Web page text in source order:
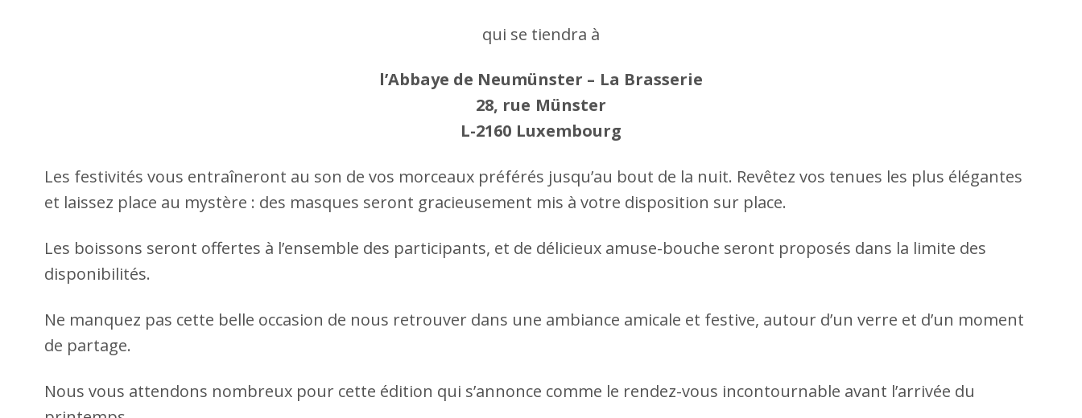
qui se tiendra à
l’Abbaye de Neumünster – La Brasserie
28, rue Münster
L-2160 Luxembourg
Les festivités vous entraîneront au son de vos morceaux préférés jusqu’au bout de la nuit. Revêtez vos tenues les plus élégantes
et laissez place au mystère : des masques seront gracieusement mis à votre disposition sur place.
Les boissons seront offertes à l’ensemble des participants, et de délicieux amuse-bouche seront proposés dans la limite des
disponibilités.
Ne manquez pas cette belle occasion de nous retrouver dans une ambiance amicale et festive, autour d’un verre et d’un moment
de partage.
Nous vous attendons nombreux pour cette édition qui s’annonce comme le rendez-vous incontournable avant l’arrivée du